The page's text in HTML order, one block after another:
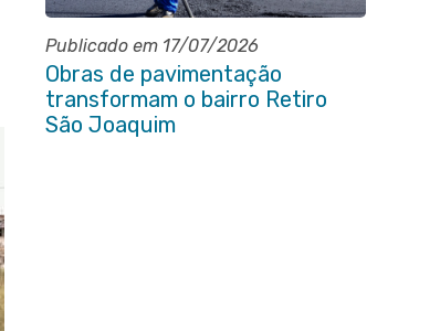
Publicado em 17/07/2026
Obras de pavimentação
transformam o bairro Retiro
São Joaquim